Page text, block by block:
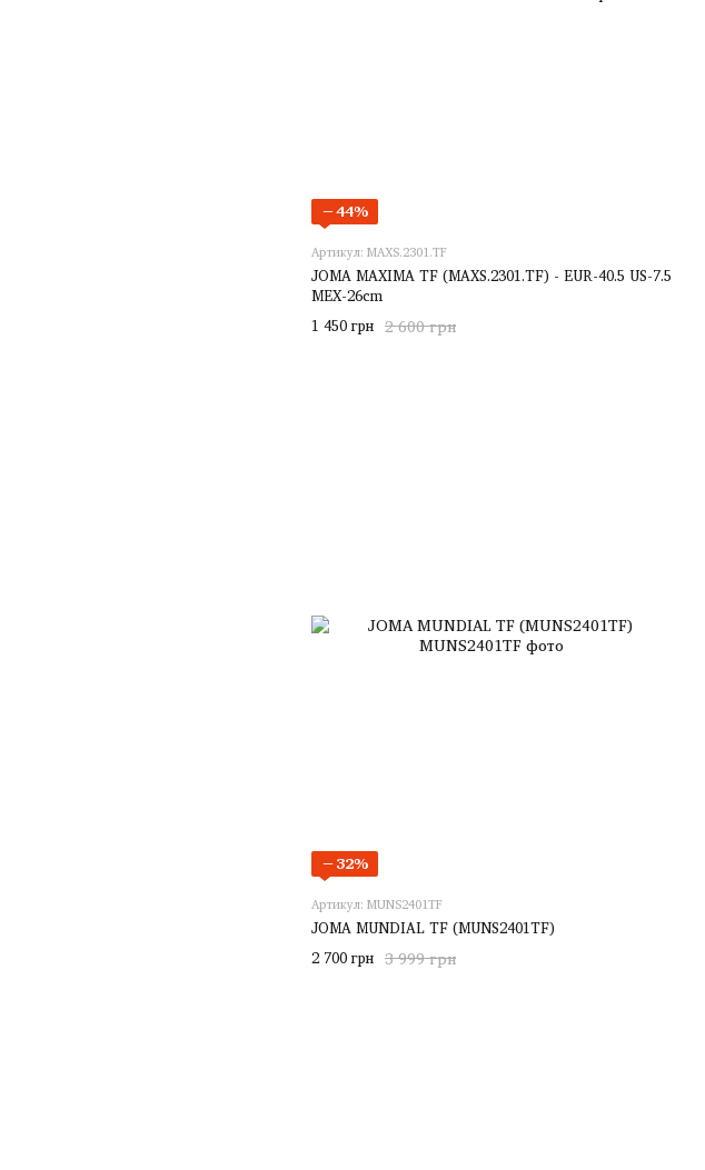
−44%
Артикул: MAXS.2301.TF
JOMA MAXIMA TF (MAXS.2301.TF) - EUR-40.5 US-7.5
MEX-26cm
2 600 грн
1 450 грн
−32%
Артикул: MUNS2401TF
JOMA MUNDIAL TF (MUNS2401TF)
3 999 грн
2 700 грн